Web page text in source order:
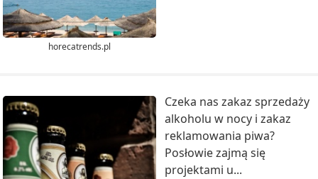
horecatrends.pl
Czeka nas zakaz sprzedaży
alkoholu w nocy i zakaz
reklamowania piwa?
Posłowie zajmą się
projektami u...